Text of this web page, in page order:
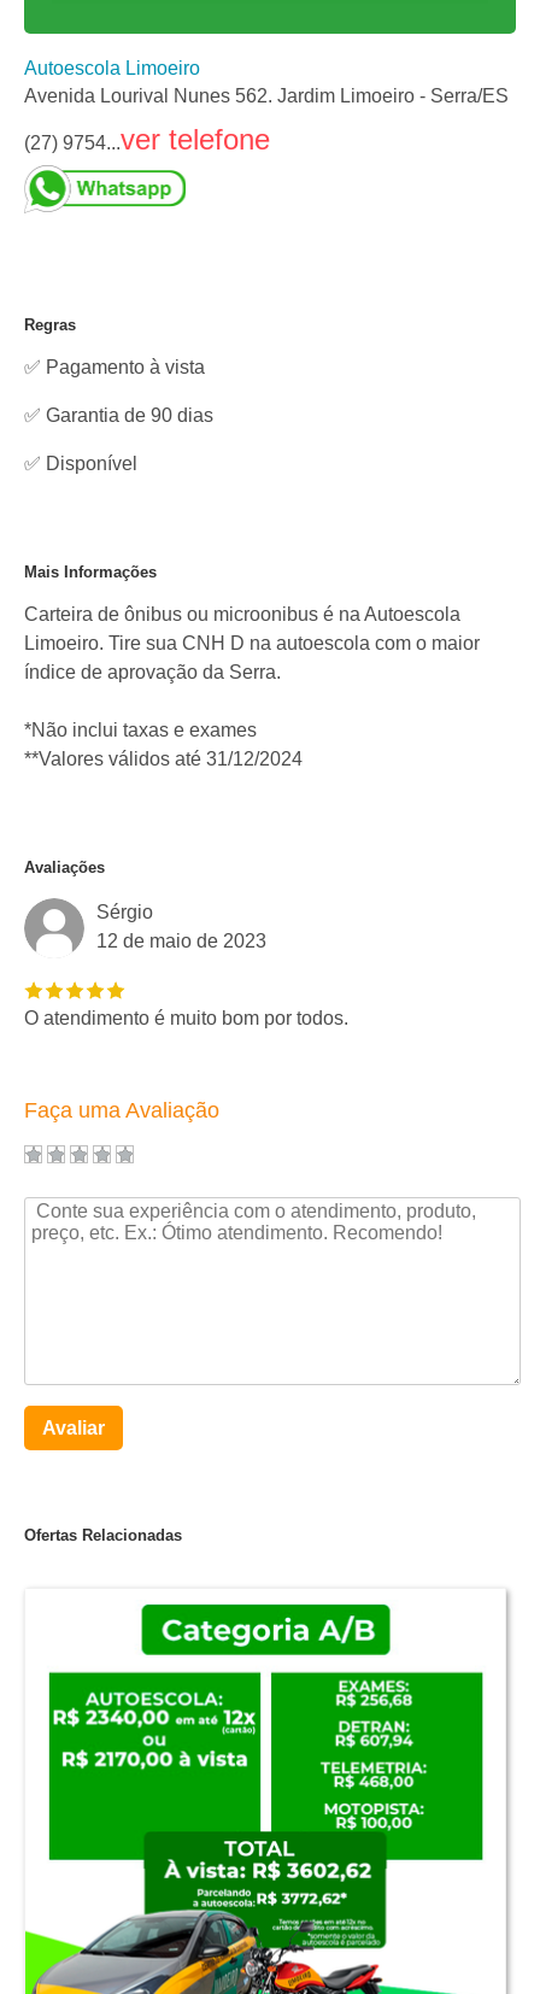
Autoescola Limoeiro
Avenida Lourival Nunes 562. Jardim Limoeiro - Serra/ES
(27) 9754...ver telefone
Regras
✅ Pagamento à vista
✅ Garantia de 90 dias
✅ Disponível
Mais Informações
Carteira de ônibus ou microonibus é na Autoescola
Limoeiro. Tire sua CNH D na autoescola com o maior
índice de aprovação da Serra.
*Não inclui taxas e exames
**Valores válidos até 31/12/2024
Avaliações
Sérgio
12 de maio de 2023
O atendimento é muito bom por todos.
Faça uma Avaliação
Avaliar
Ofertas Relacionadas